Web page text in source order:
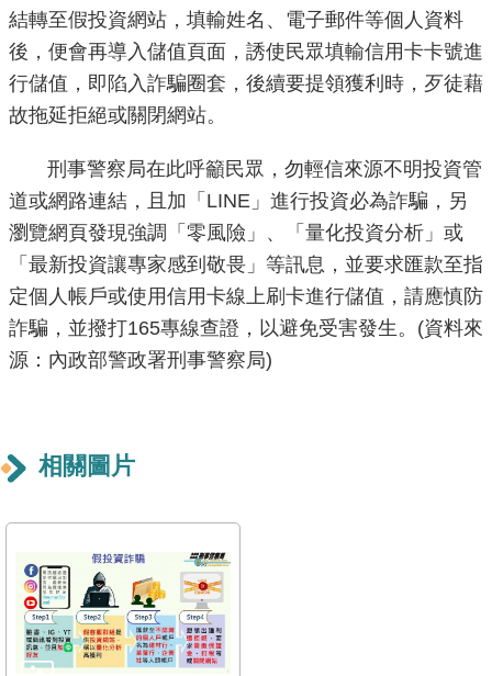
業
務
資
訊
府
資
訊
公
開
重
政
地
為
民
結轉至假投資網站，填輸姓名、電子郵件等個人資料
後，便會再導入儲值頁面，誘使民眾填輸信用卡卡號進
行儲值，即陷入詐騙圈套，後續要提領獲利時，歹徒藉
故拖延拒絕或關閉網站。
刑事警察局在此呼籲民眾，勿輕信來源不明投資管
道或網路連結，且加「LINE」進行投資必為詐騙，另
瀏覽網頁發現強調「零風險」、「量化投資分析」或
「最新投資讓專家感到敬畏」等訊息，並要求匯款至指
定個人帳戶或使用信用卡線上刷卡進行儲值，請應慎防
詐騙，並撥打165專線查證，以避免受害發生。(資料來
源：內政部警政署刑事警察局)
相關圖片